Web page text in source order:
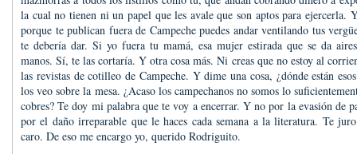
la cual no tienen ni un papel que les avale que son aptos para ejercerla.
porque te publican fuera de Campeche puedes andar ventilando tus
te debería dar. Si yo fuera tu mamá, esa mujer estirada que se da
manos. Sí, te las cortaría. Y otra cosa más. Ni creas que no estoy al
las revistas de cotilleo de Campeche. Y dime una cosa, ¿dónde están
los veo sobre la mesa. ¿Acaso los campechanos no somos lo
cobres? Te doy mi palabra que te voy a encerrar. Y no por la evasión de
por el daño irreparable que le haces cada semana a la literatura. Te
caro. De eso me encargo yo, querido Rodriguito.